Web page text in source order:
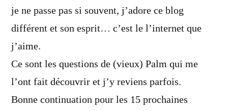
je ne passe pas si souvent, j’adore ce blog
différent et son esprit… c’est le l’internet que
j’aime.
Ce sont les questions de (vieux) Palm qui me
l’ont fait découvrir et j’y reviens parfois.
Bonne continuation pour les 15 prochaines